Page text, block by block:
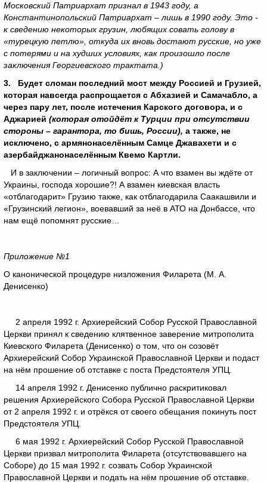
Московский Патриархат признал в 1943 году, а
Константинопольский Патриархат – лишь в 1990 году. Это -
к сведению некоторых грузин, любящих совать голову в
«турецкую петлю», откуда их вновь достают русские, но уже
с потерями и на худших условиях, как произошло после
заключения Георгиевского трактата.)
3. Будет сломан последний мост между Россией и Грузией,
которая навсегда распрощается с Абхазией и Самачабло, а
через пару лет, после истечения Карского договора, и с
Аджарией (которая отойдёт к Турции при отсутствии
стороны – гарантора, то бишь, России), а также, не
исключено, с армянонаселённым Самце Джавахети и с
азербайджанонаселённым Квемо Картли.
И в заключении – логичный вопрос: А что взамен вы ждёте от
Украины, господа хорошие?! А взамен киевская власть
«отблагодарит» Грузию также, как отблагодарила Саакашвили и
«Грузинский легион», воевавший за неё в АТО на Донбассе, что
нам ещё попомнят русские…
Приложение №1
О канонической процедуре низложения Филарета (М. А.
Денисенко)
2 апреля 1992 г. Архиерейский Собор Русской Православной
Церкви принял к сведению клятвенное заверение митрополита
Киевского Филарета (Денисенко) о том, что он созовёт
Архиерейский Собор Украинской Православной Церкви и подаст
на нём прошение об отставке с поста Предстоятеля УПЦ.
14 апреля 1992 г. Денисенко публично раскритиковал
решения Архиерейского Собора Русской Православной Церкви
от 2 апреля 1992 г. и отрёкся от своего обещания покинуть пост
Предстоятеля УПЦ.
6 мая 1992 г. Архиерейский Собор Русской Православной
Церкви призвал митрополита Филарета (отсутствовавшего на
Соборе) до 15 мая 1992 г. созвать Собор Украинской
Православной Церкви и подать на нём прошение об отставке.